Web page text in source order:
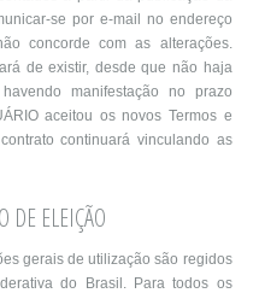
se por e-mail no endereço
concorde com as alterações.
de existir, desde que não haja
manifestação no prazo
aceitou os novos Termos e
continuará vinculando as
DE ELEIÇÃO
gerais de utilização são regidos
do Brasil. Para todos os